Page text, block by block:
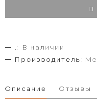
В
.:
В наличии
Производитель:
Описание Отзывы